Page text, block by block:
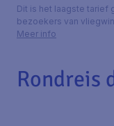
Dit is het laagste tarief
bezoekers van
Meer info
Rondreis